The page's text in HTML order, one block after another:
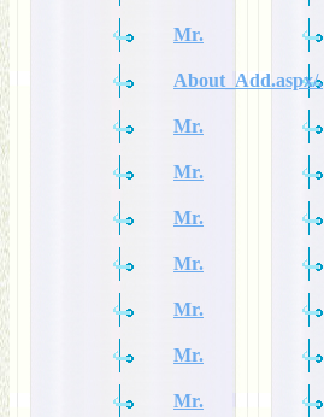
Mr.
About_Add.aspx/.
Mr.
Mr.
Mr.
Mr.
Mr.
Mr.
Mr.